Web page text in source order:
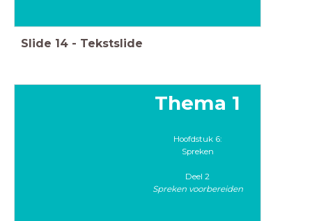
Slide 14 - Tekstslide
Thema 1
Hoofdstuk 6:
Spreken
Deel 2
Spreken voorbereiden